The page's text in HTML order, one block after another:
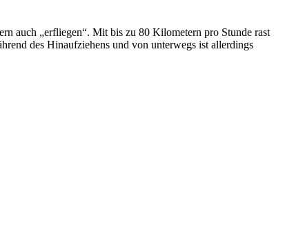
auch „erfliegen“. Mit bis zu 80 Kilometern pro Stunde rast
des Hinaufziehens und von unterwegs ist allerdings